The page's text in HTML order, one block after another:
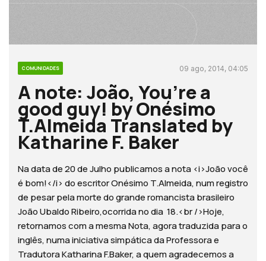
COMUNIDADES 09 ago, 2014, 04:05
A note: João, You’re a
good guy! by Onésimo
T.Almeida Translated by
Katharine F. Baker
Na data de 20 de Julho publicamos a nota <i>João você
é bom!</i> do escritor Onésimo T.Almeida, num registro
de pesar pela morte do grande romancista brasileiro
João Ubaldo Ribeiro,ocorrida no dia 18.<br />Hoje,
retornamos com a mesma Nota, agora traduzida para o
inglês, numa iniciativa simpática da Professora e
Tradutora Katharina F.Baker, a quem agradecemos a